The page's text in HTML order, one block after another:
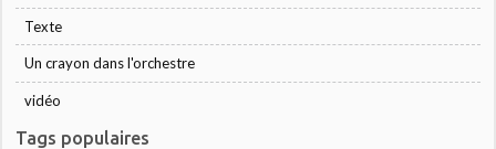
Texte
Un crayon dans l'orchestre
vidéo
Tags populaires